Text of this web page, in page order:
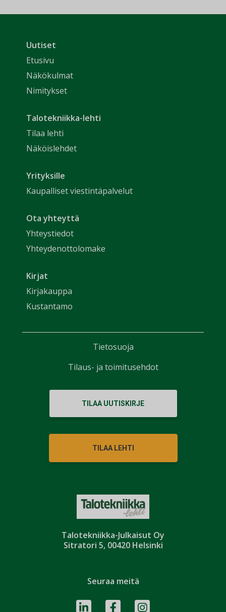
Talotekniikka-Julkaisut Oy
Sitratori 5, 00420 Helsinki
Uutiset
Etusivu
Näkökulmat
Nimitykset
Talotekniikka-lehti
Tilaa lehti
Näköislehdet
Yrityksille
Kaupalliset viestintäpalvelut
Ota yhteyttä
Yhteystiedot
Yhteydenottolomake
Kirjat
Kirjakauppa
Kustantamo
TILAA UUTISKIRJE
TILAA LEHTI
Seuraa meitä
Tietosuoja
Tilaus- ja toimitusehdot